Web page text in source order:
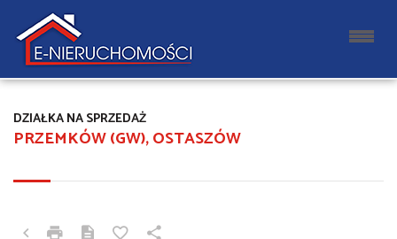
PRZEMKÓW (GW), OSTASZÓW
DZIAŁKA NA SPRZEDAŻ